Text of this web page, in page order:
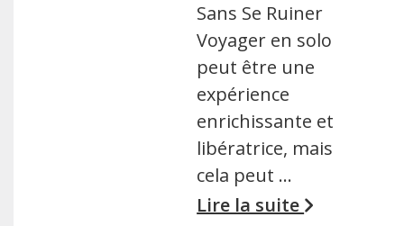
Sans Se Ruiner
Voyager en solo
peut être une
expérience
enrichissante et
libératrice, mais
cela peut …
Lire la suite